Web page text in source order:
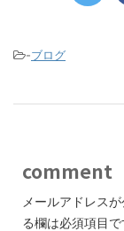
-ブログ
comment
メールアドレス
る欄は必須項目で